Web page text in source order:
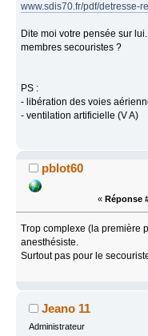
www.sdis70.fr/pdf/detresse-
Dite moi votre pensée sur
membres secouristes ?
PS :
- libération des voies
- ventilation artificielle (V A)
pblot60
« Réponse
Trop complexe (la première
anesthésiste.
Surtout pas pour le
Jeano 11
Administrateur